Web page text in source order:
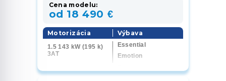
Cena modelu:
od 18 490 €
Motorizácia
1.5 143 kW (195 k)
3AT
Výbava
Essential
Emotion